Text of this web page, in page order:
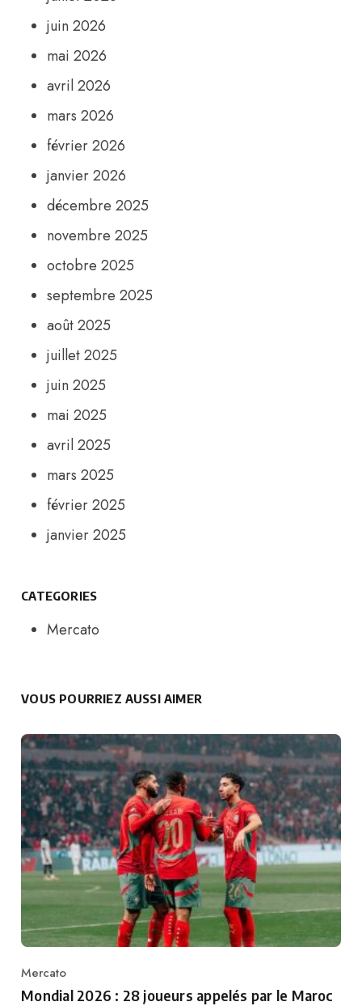
juin 2026
mai 2026
avril 2026
mars 2026
février 2026
janvier 2026
décembre 2025
novembre 2025
octobre 2025
septembre 2025
août 2025
juillet 2025
juin 2025
mai 2025
avril 2025
mars 2025
février 2025
janvier 2025
CATEGORIES
Mercato
VOUS POURRIEZ AUSSI AIMER
Category
Mercato
Mondial 2026 : 28 joueurs appelés par le Maroc